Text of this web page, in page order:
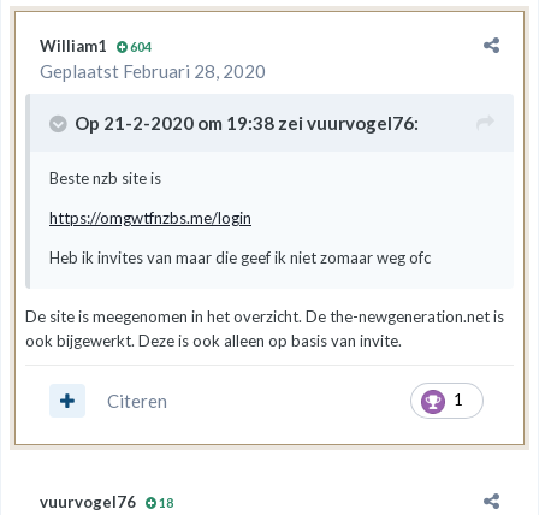
William1 604
Geplaatst Februari 28, 2020
Op 21-2-2020 om 19:38 zei vuurvogel76:
Beste nzb site is
https://omgwtfnzbs.me/login
Heb ik invites van maar die geef ik niet zomaar weg ofc
De site is meegenomen in het overzicht. De the-newgeneration.net is
ook bijgewerkt. Deze is ook alleen op basis van invite.
1
Citeren
vuurvogel76 18